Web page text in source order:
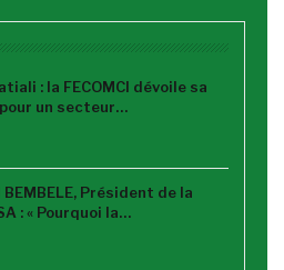
: la FECOMCI dévoile sa
un secteur…
Président de la
: « Pourquoi la…